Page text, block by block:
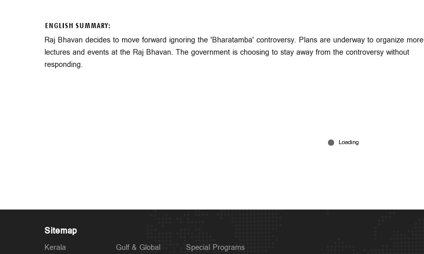
ENGLISH SUMMARY:
Raj Bhavan decides to move forward ignoring the 'Bharatamba' controversy. Plans are underway to organize more
lectures and events at the Raj Bhavan. The government is choosing to stay away from the controversy without
responding.
Sitemap
Kerala
Gulf & Global
Special Programs